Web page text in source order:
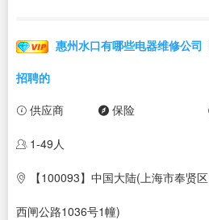
惠州水口有哪些电器维修公司
招聘的
供应商 保险
1-49人
【100093】中国大陆(上海市奉贤区
西闸公路1036号1幢)